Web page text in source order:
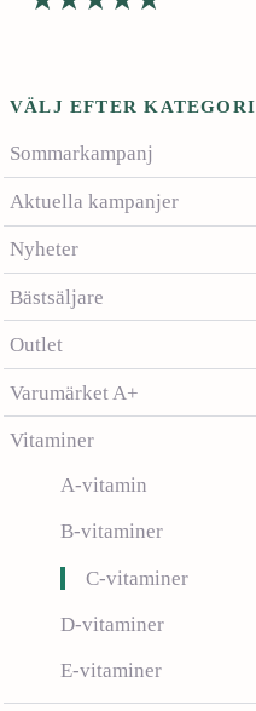
VÄLJ EFTER KATEGORI
Sommarkampanj
Aktuella kampanjer
Nyheter
Bästsäljare
Outlet
Varumärket A+
Vitaminer
A-vitamin
B-vitaminer
C-vitaminer
D-vitaminer
E-vitaminer